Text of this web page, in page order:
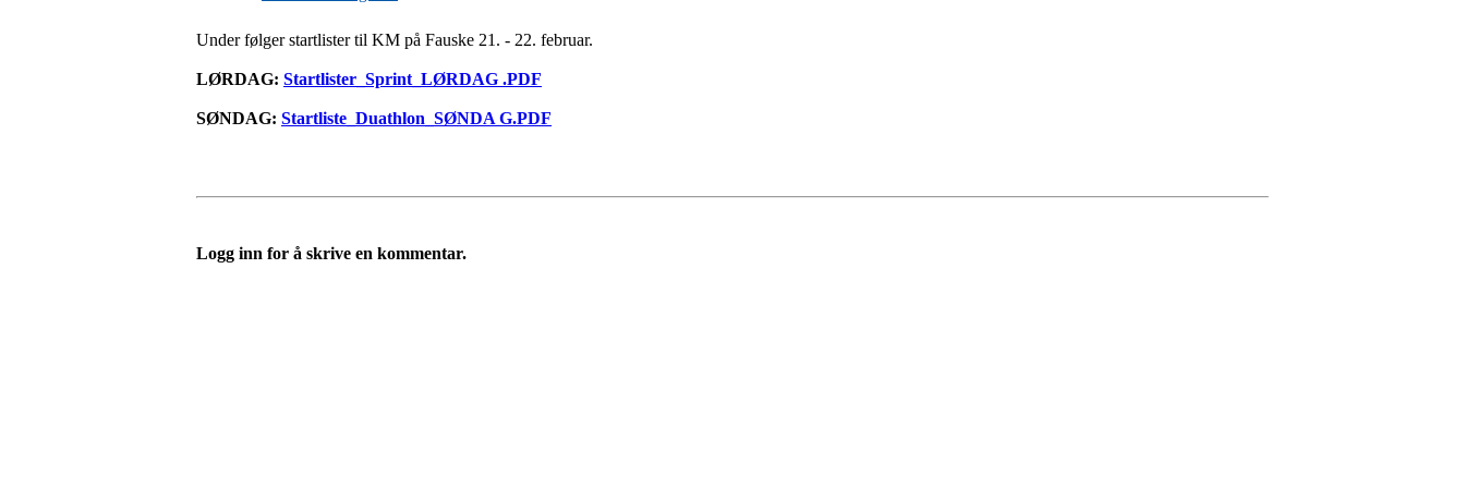
Under følger startlister til KM på Fauske 21. - 22. februar.
LØRDAG: Startlister_Sprint_LØRDAG .PDF
SØNDAG: Startliste_Duathlon_SØNDA G.PDF
Logg inn for å skrive en kommentar.